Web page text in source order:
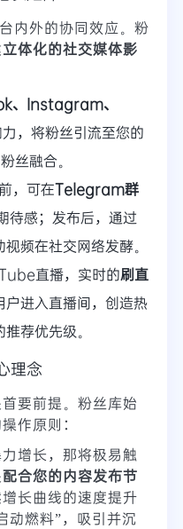
内外的协同效应。粉
立体化的社交媒体影
、Instagram、
，将粉丝引流至您的
丝融合。
，可在Telegram群
待感；发布后，通过
频在社交网络发酵。
直播，实时的刷直
户进入直播间，创造热
荐优先级。
理念
要前提。粉丝库始
作原则：
增长，那将极易触
配合您的内容发布节
长曲线的速度提升
动燃料”，吸引并沉